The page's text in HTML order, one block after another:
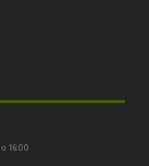
16:00